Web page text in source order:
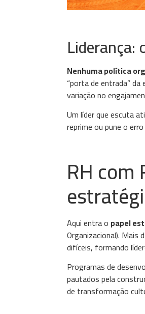
Nenhuma política
“porta de entrada”
variação no
Um líder que escuta
reprime ou pune o
RH com
Aqui entra o papel
Organizacional). Mais
difíceis, formando
Programas de
pautados pela
de transformação